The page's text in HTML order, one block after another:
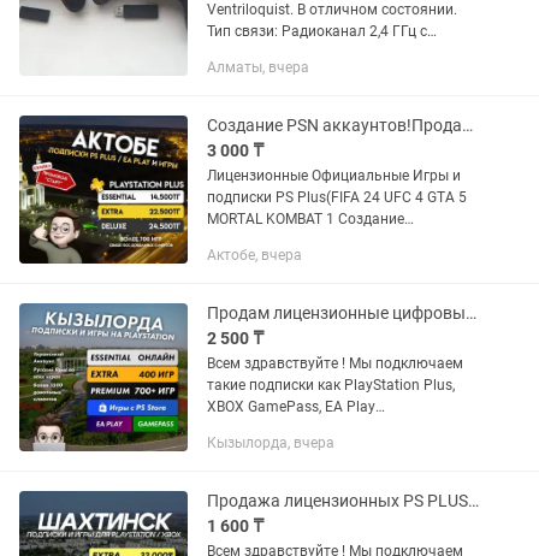
Ventriloquist. В отличном состоянии.
Тип связи: Радиоканал 2,4 ГГц с
Платформы: Поддерживает Windows,
Алматы, вчера
Создание PSN аккаунтов!Продажа Игр Ps Plus PS5 PS4 Gamepass xbox
3 000 ₸
Лицензионные Официальные Игры и
подписки PS Plus(FIFA 24 UFC 4 GTA 5
MORTAL KOMBAT 1 Создание
PS5 PS4 Пo вcем вопросам писать p,
Актобе, вчера
Продам лицензионные цифровые игры Ps4/5 FC25,UFC,Wukong, Ps plus xbox
2 500 ₸
Всем здравствуйте ! Мы подключаем
такие подписки как PlayStation Plus,
XBOX GamePass, EA Play
XBOX STORE: FC25, WUKONG, ASTRO
DUTY...
Кызылорда, вчера
Продажа лицензионных PS PLUS игр на PS4, PS5 FIFA UFC GTA ПС4 ПС5 FC25 Xbox
1 600 ₸
Всем здравствуйте ! Мы подключаем